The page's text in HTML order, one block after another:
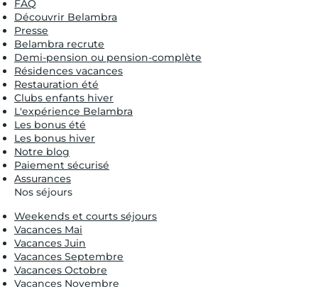
FAQ
Découvrir Belambra
Presse
Belambra recrute
Demi-pension ou pension-complète
Résidences vacances
Restauration été
Clubs enfants hiver
L'expérience Belambra
Les bonus été
Les bonus hiver
Notre blog
Paiement sécurisé
Assurances
Nos séjours
Weekends et courts séjours
Vacances Mai
Vacances Juin
Vacances Septembre
Vacances Octobre
Vacances Novembre